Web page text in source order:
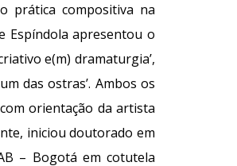
prática compositiva na
Espíndola apresentou o
e(m) dramaturgia’,
das ostras’. Ambos os
orientação da artista
iniciou doutorado em
– Bogotá em cotutela